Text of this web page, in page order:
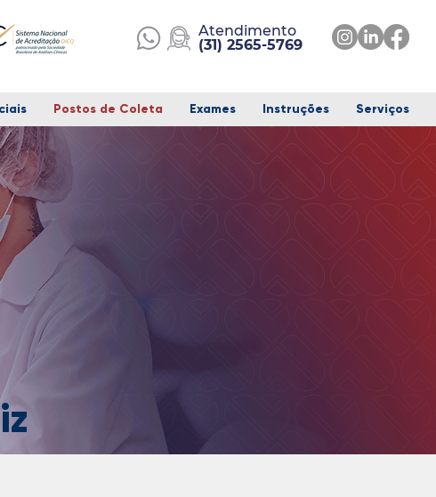
Atendimento
(31) 2565-5769
Postos de Coleta Exames Instruções Serviços